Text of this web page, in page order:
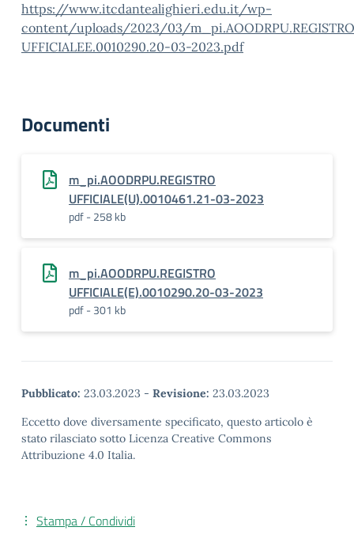
https://www.itcdantealighieri.edu.it/wp-
content/uploads/2023/03/
UFFICIALEE.0010290.20-03-2023.pdf
Documenti
m_pi.AOODRPU.REGISTRO
UFFICIALE(U).0010461.21-03-2023
pdf - 258 kb
m_pi.AOODRPU.REGISTRO
UFFICIALE(E).0010290.20-03-2023
pdf - 301 kb
Pubblicato: 23.03.2023 - Revisione: 23.03.2023
Eccetto dove diversamente specificato, questo articolo è
stato rilasciato sotto Licenza Creative Commons
Attribuzione 4.0 Italia.
Stampa / Condividi